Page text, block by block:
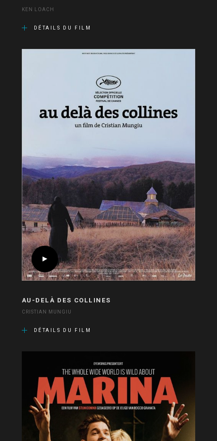
KEN LOACH
DÉTAILS DU FILM
AU-DELÀ DES COLLINES
CRISTIAN MUNGIU
DÉTAILS DU FILM